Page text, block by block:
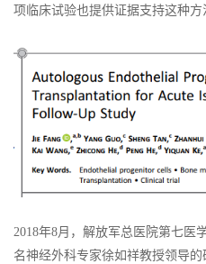
项临床试验也提供证据支持这种方
2018年8月，解放军总医院第七医
名神经外科专家徐如祥教授领导